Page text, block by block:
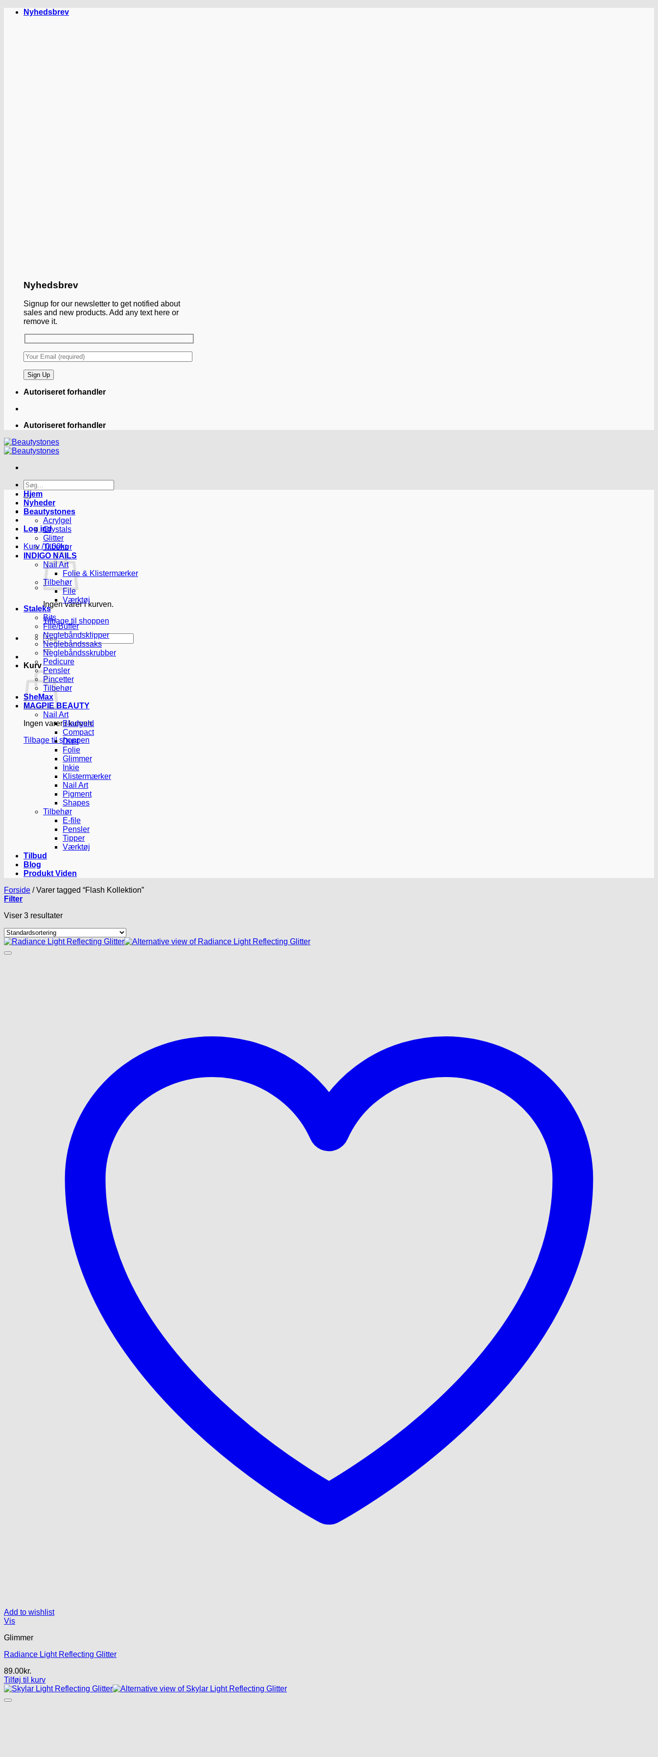
FortsætNyhedsbrev
Nyhedsbrev
Signup for our newsletter to get notified about
sales and new products. Add any text here or
remove it.
Autoriseret forhandler
Autoriseret forhandler
Søg
efter:
Log ind
Kurv /0.00kr.
Ingen varer i kurven.
Tilbage til shoppen
Søg
efter:
Kurv
Ingen varer i kurven.
Tilbage til shoppen
Hjem
Nyheder
Beautystones
Acrylgel
Crystals
Glitter
Tilbehør
INDIGO NAILS
Nail Art
Folie & Klistermærker
Tilbehør
File
Værktøj
Staleks
Bits
File/Buffer
Neglebåndsklipper
Neglebåndssaks
Neglebåndsskrubber
Pedicure
Pensler
Pincetter
Tilbehør
SheMax
MAGPIE BEAUTY
Nail Art
Bladguld
Compact
Dust
Folie
Glimmer
Inkie
Klistermærker
Nail Art
Pigment
Shapes
Tilbehør
E-file
Pensler
Tipper
Værktøj
Tilbud
Blog
Produkt Viden
Forside /Varer tagged “Flash Kollektion”
Filter
Viser 3 resultater
Add to wishlist
Vis
Glimmer
Radiance Light Reflecting Glitter
89.00kr.
Tilføj til kurv